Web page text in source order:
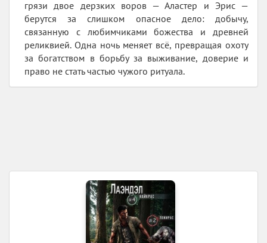
грязи двое дерзких воров — Аластер и Эрис —
берутся за слишком опасное дело: добычу,
связанную с любимчиками божества и древней
реликвией. Одна ночь меняет всё, превращая охоту
за богатством в борьбу за выживание, доверие и
право не стать частью чужого ритуала.